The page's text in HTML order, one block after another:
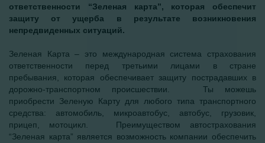
ответственности “Зеленая карта”, которая обеспечит
защиту от ущерба в результате возникновения
непредвиденных ситуаций.
Зеленая Карта – это международная система страхования
ответственности перед третьими лицами в стране
пребывания, которая обеспечивает защиту пострадавших в
дорожно-транспортном происшествии. Ты можешь
приобрести Зеленую Карту для любого типа транспортного
средства: автомобиль, микроавтобус, автобус, грузовик,
прицеп, мотоцикл. Преимуществом автострахования
“Зеленая карта” является возможность компании обеспечить